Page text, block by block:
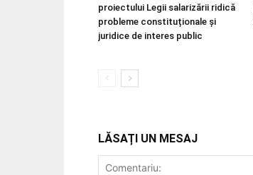
proiectului Legii salarizării ridică
probleme constituționale și
juridice de interes public
LĂSAȚI UN MESAJ